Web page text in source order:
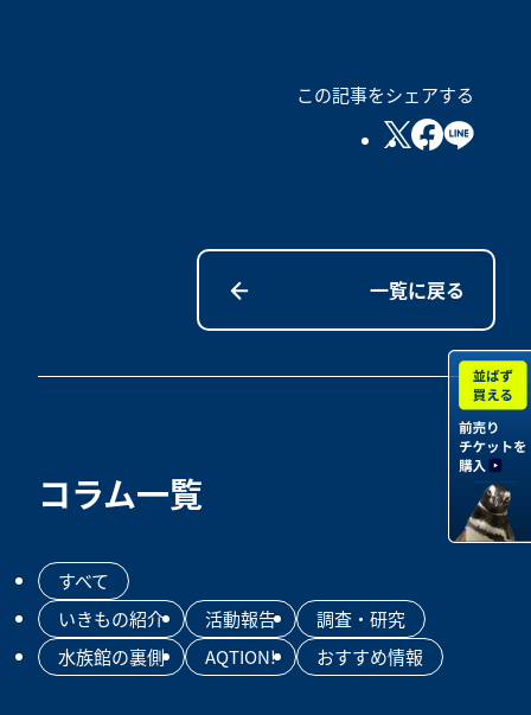
この記事をシェアする
一覧に戻る
コラム一覧
すべて
いきもの紹介
活動報告
調査・研究
水族館の裏側
AQTION! おすすめ情報